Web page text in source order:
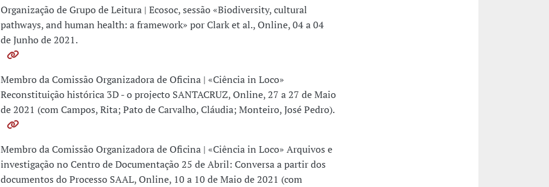
Organização de Grupo de Leitura | Ecosoc, sessão «Biodiversity, cultural
pathways, and human health: a framework» por Clark et al., Online, 04 a 04
de Junho de 2021.
Membro da Comissão Organizadora de Oficina | «Ciência in Loco»
Reconstituição histórica 3D - o projecto SANTACRUZ, Online, 27 a 27 de Maio
de 2021 (com Campos, Rita; Pato de Carvalho, Cláudia; Monteiro, José Pedro).
Membro da Comissão Organizadora de Oficina | «Ciência in Loco» Arquivos e
investigação no Centro de Documentação 25 de Abril: Conversa a partir dos
documentos do Processo SAAL, Online, 10 a 10 de Maio de 2021 (com